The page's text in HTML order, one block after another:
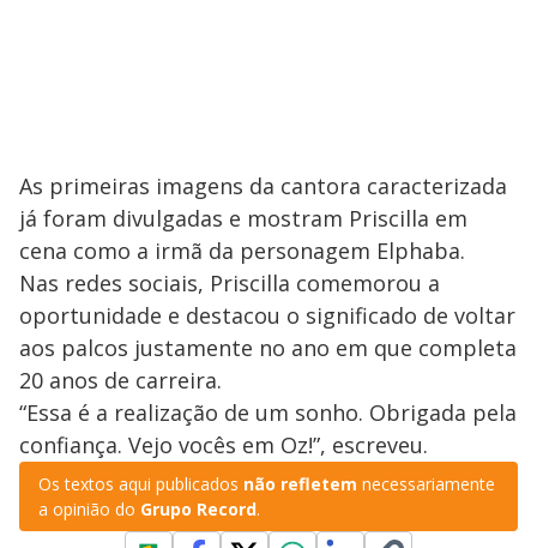
As primeiras imagens da cantora caracterizada
já foram divulgadas e mostram Priscilla em
cena como a irmã da personagem Elphaba.
Nas redes sociais, Priscilla comemorou a
oportunidade e destacou o significado de voltar
aos palcos justamente no ano em que completa
20 anos de carreira.
“Essa é a realização de um sonho. Obrigada pela
confiança. Vejo vocês em Oz!”, escreveu.
Os textos aqui publicados não refletem necessariamente
a opinião do Grupo Record.